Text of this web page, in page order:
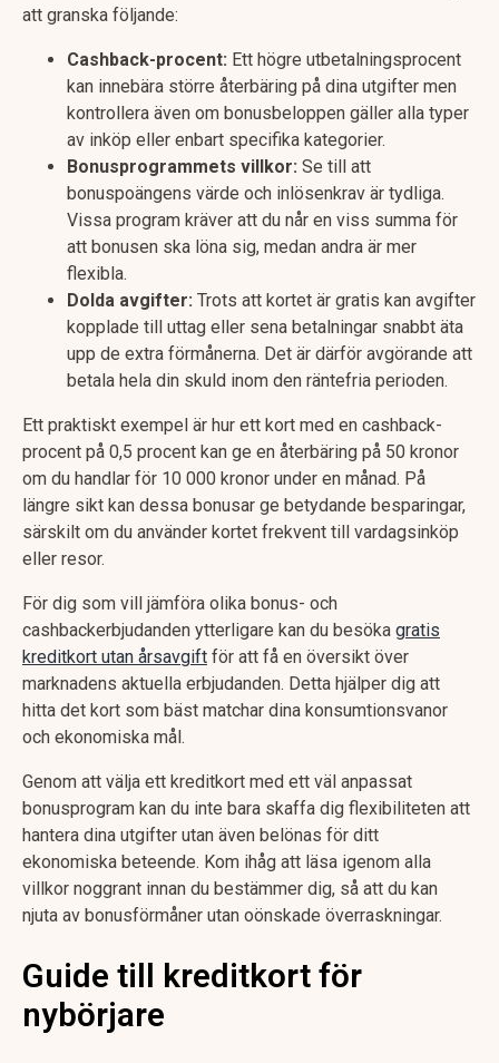
att granska följande:
Cashback-procent: Ett högre utbetalningsprocent
kan innebära större återbäring på dina utgifter men
kontrollera även om bonusbeloppen gäller alla typer
av inköp eller enbart specifika kategorier.
Bonusprogrammets villkor: Se till att
bonuspoängens värde och inlösenkrav är tydliga.
Vissa program kräver att du når en viss summa för
att bonusen ska löna sig, medan andra är mer
flexibla.
Dolda avgifter: Trots att kortet är gratis kan avgifter
kopplade till uttag eller sena betalningar snabbt äta
upp de extra förmånerna. Det är därför avgörande att
betala hela din skuld inom den räntefria perioden.
Ett praktiskt exempel är hur ett kort med en cashback-
procent på 0,5 procent kan ge en återbäring på 50 kronor
om du handlar för 10 000 kronor under en månad. På
längre sikt kan dessa bonusar ge betydande besparingar,
särskilt om du använder kortet frekvent till vardagsinköp
eller resor.
För dig som vill jämföra olika bonus- och
cashbackerbjudanden ytterligare kan du besöka gratis
kreditkort utan årsavgift för att få en översikt över
marknadens aktuella erbjudanden. Detta hjälper dig att
hitta det kort som bäst matchar dina konsumtionsvanor
och ekonomiska mål.
Genom att välja ett kreditkort med ett väl anpassat
bonusprogram kan du inte bara skaffa dig flexibiliteten att
hantera dina utgifter utan även belönas för ditt
ekonomiska beteende. Kom ihåg att läsa igenom alla
villkor noggrant innan du bestämmer dig, så att du kan
njuta av bonusförmåner utan oönskade överraskningar.
Guide till kreditkort för
nybörjare